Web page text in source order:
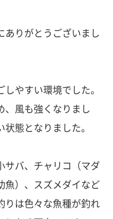
りがとうございまし
やすい環境でした。
、風も強くなりまし
態となりました。
サバ、チャリコ（マダ
魚）、スズメダイなど
りは色々な魚種が釣れ